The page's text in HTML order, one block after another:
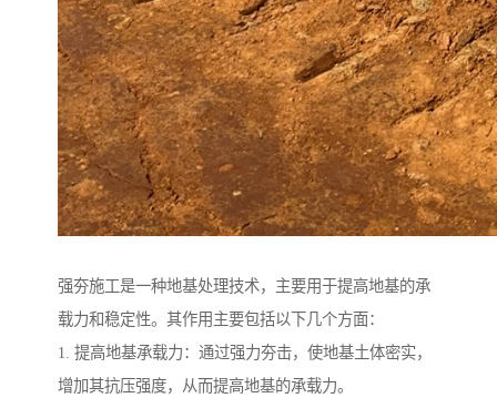
强夯施工是一种地基处理技术，主要用于提高地基的承
载力和稳定性。其作用主要包括以下几个方面：
1. 提高地基承载力：通过强力夯击，使地基土体密实，
增加其抗压强度，从而提高地基的承载力。